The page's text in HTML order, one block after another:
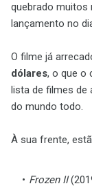
quebrado muitos
lançamento no
O filme já
dólares, o que o
lista de filmes de
do mundo todo.
À sua frente,
Frozen II